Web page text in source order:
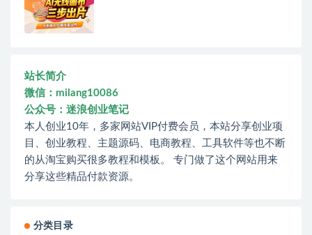
站长简介
微信：milang10086
公众号：迷浪创业笔记
本人创业10年，多家网站VIP付费会员，本站分享创业项
目、创业教程、主题源码、电商教程、工具软件等也不断
的从淘宝购买很多教程和模板。 专门做了这个网站用来
分享这些精品付款资源。
分类目录